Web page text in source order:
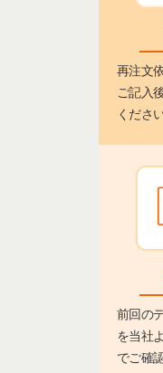
再注文
ご記入
ください
前回の
を当社
でご確